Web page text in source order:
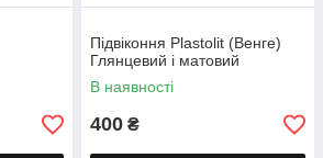
Підвіконня Plastolit (Венге)
Глянцевий і матовий
В наявності
400 ₴